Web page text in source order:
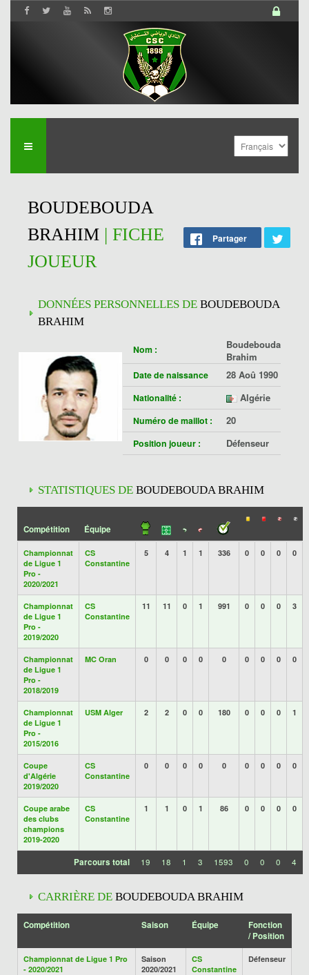
BOUDEBOUDA
BRAHIM | FICHE
JOUEUR
Partager
DONNÉES PERSONNELLES DE BOUDEBOUDA
BRAHIM
Nom :
Boudebouda
Brahim
Date de naissance 28 Aoû 1990
Nationalité : Algérie
Numéro de maillot : 20
Position joueur : Défenseur
STATISTIQUES DE BOUDEBOUDA BRAHIM
Compétition Équipe
Championnat
de Ligue 1
Pro -
2020/2021
CS
Constantine
5 4 1 1 336 0 0 0 0
Championnat
de Ligue 1
Pro -
2019/2020
CS
Constantine
11 11 0 1 991 0 0 0 3
Championnat
de Ligue 1
Pro -
2018/2019
MC Oran 0 0 0 0 0 0 0 0 0
Championnat
de Ligue 1
Pro -
2015/2016
USM Alger 2 2 0 0 180 0 0 0 1
Coupe
d'Algérie
2019/2020
CS
Constantine
0 0 0 0 0 0 0 0 0
Coupe arabe
des clubs
champions
2019-2020
CS
Constantine
1 1 0 1 86 0 0 0 0
Parcours total 19 18 1 3 1593 0 0 0 4
CARRIÈRE DE BOUDEBOUDA BRAHIM
Compétition Saison Équipe
Fonction
/ Position
Championnat de Ligue 1 Pro
- 2020/2021
Saison
2020/2021
CS
Constantine
Défenseur